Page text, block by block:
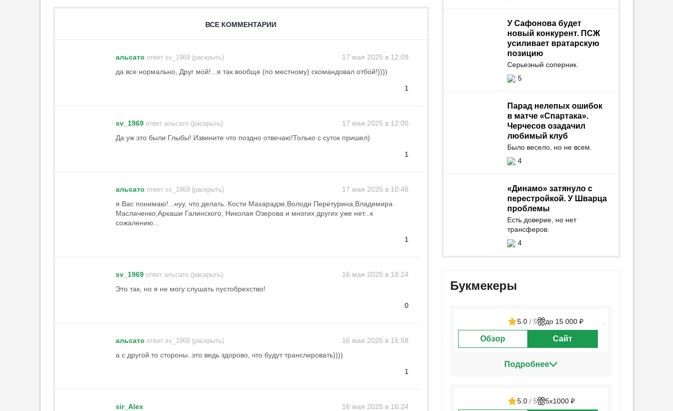
«Милан» показал третий
«Милан» расторг контракт с
бороться за победу в Серии А
будет полностью готов к
У Сафонова будет
новый конкурент. ПСЖ
усиливает вратарскую
позицию
Серьезный соперник.
5
Парад нелепых ошибок
в матче «Спартака».
Черчесов озадачил
любимый клуб
Было весело, но не всем.
4
«Динамо» затянуло с
перестройкой. У Шварца
проблемы
Есть доверие, но нет
трансферов.
4
Букмекеры
5.0 / 5 до 15 000 ₽
Обзор Сайт
Подробнее
5.0 / 5 5х1000 ₽
ВСЕ КОММЕНТАРИИ
альсато ответ sv_1969 (раскрыть)
17 мая 2025 в 12:09
да все нормально, Друг мой!...я так вообще (по местному) скомандовал отбой!))))
1
sv_1969 ответ альсато (раскрыть)
17 мая 2025 в 12:00
Да уж это были Глыбы! Извините что поздно отвечаю!Только с суток пришел)
1
альсато ответ sv_1969 (раскрыть)
17 мая 2025 в 10:46
я Вас понимаю!...нуу, что делать..Кости Махарадзе,Володи Перетурина,Владимира
Маслаченко,Аркаши Галинского, Николая Озерова и многих других уже нет...к
сожалению...
1
sv_1969 ответ альсато (раскрыть)
16 мая 2025 в 18:24
Это так, но я не могу слушать пустобрехство!
0
альсато ответ sv_1969 (раскрыть)
16 мая 2025 в 16:58
а с другой то стороны..это ведь здорово, что будут транслировать))))
1
sir_Alex
16 мая 2025 в 16:24